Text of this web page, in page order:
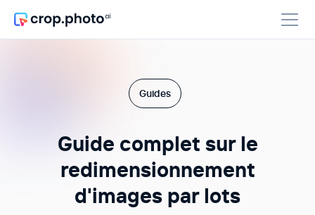
Guides
Guide complet sur le
redimensionnement
d'images par lots